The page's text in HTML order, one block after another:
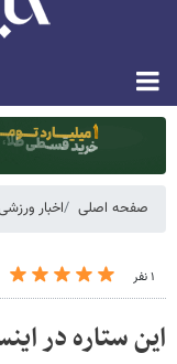
صفحه اصلی اخبار
۱ نفر
این ستاره در